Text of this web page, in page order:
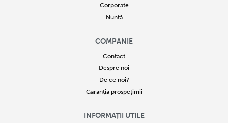
Corporate
Nuntă
COMPANIE
Contact
Despre noi
De ce noi?
Garanția prospețimii
INFORMAȚII UTILE